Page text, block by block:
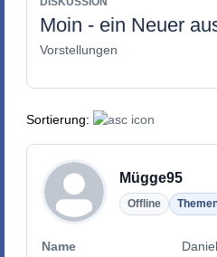
Moin - ein Neuer
Vorstellungen
Sortierung:
Mügge95
Offline
Name
Daniel